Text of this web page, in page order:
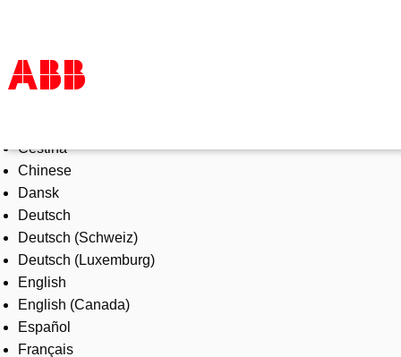
Products & Solutions
Industries
Services
About us
Where to buy
Contact us
Careers
Čeština
Chinese
Dansk
Deutsch
Deutsch (Schweiz)
Deutsch (Luxemburg)
English
English (Canada)
Español
Français